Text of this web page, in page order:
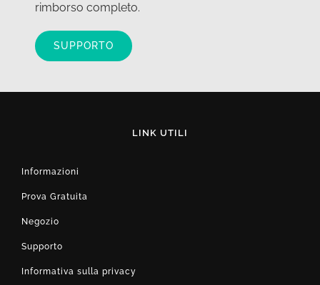
rimborso completo.
SUPPORTO
LINK UTILI
Informazioni
Prova Gratuita
Negozio
Supporto
Informativa sulla privacy